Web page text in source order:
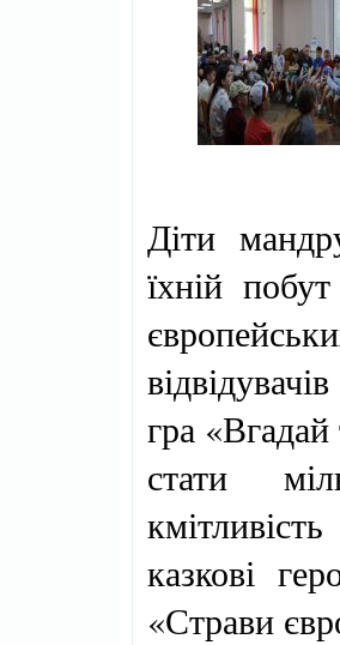
Діти
їхній
гра «Вгадай
стати
казкові
«Страви